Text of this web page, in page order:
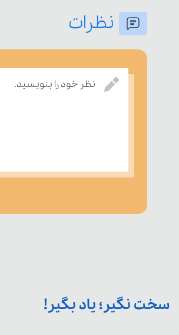
نظرات
نظر خود را بنویسید.
سخت نگیر؛ یاد بگیر!